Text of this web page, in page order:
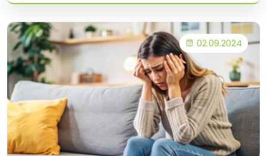
olan kişilerde
02.09.2024